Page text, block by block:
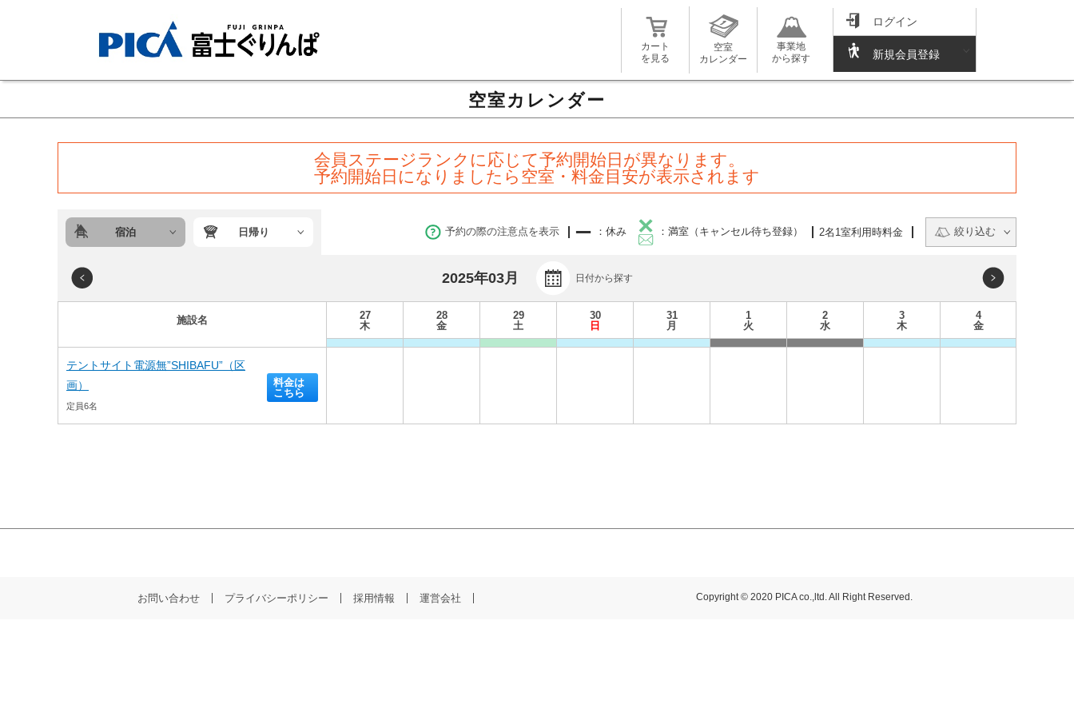
カート
を見る
空室
カレンダー
事業地
から探す
ログイン
新規会員登録
空室カレンダー
会員ステージランクに応じて予約開始日が異なります。
予約開始日になりましたら空室・料金目安が表示されます
宿泊 日帰り 予約の際の注意点を表示 ：休み ：満室（キャンセル待ち登録） 2名1室利用時料金 絞り込む
2025年03月 日付から探す
施設名
27
木
28
金
29
土
30
日
31
月
1
火
2
水
3
木
4
金
テントサイト電源無”SHIBAFU”（区
画）
定員6名
料金は
こちら
お問い合わせ プライバシーポリシー 採用情報 運営会社 Copyright © 2020 PICA co.,ltd. All Right Reserved.